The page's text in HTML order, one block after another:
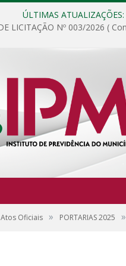
ÚLTIMAS ATUALIZAÇÕES:
Atos Oficiais » PORTARIAS 2025 »